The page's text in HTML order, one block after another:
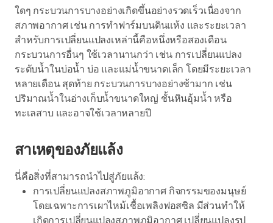
ใดๆ กระบวนการบางอย่างเกิดขึ้นอย่างรวดเร็วเนื่องจาก
สภาพอากาศ เช่น การทำฟาร์มบนดินแห้ง และระยะเวลา
สำหรับการเปลี่ยนแปลงเหล่านี้คือหนึ่งหรือสองเดือน
กระบวนการอื่นๆ ใช้เวลานานกว่า เช่น การเปลี่ยนแปลง
ระดับน้ำในบ่อน้ำ บ่อ และแม่น้ำขนาดเล็ก โดยมีระยะเวลา
หลายเดือน สุดท้าย กระบวนการบางอย่างช้ามาก เช่น
ปริมาณน้ำในอ่างเก็บน้ำขนาดใหญ่ ชั้นหินอุ้มน้ำ หรือ
ทะเลสาบ และอาจใช้เวลาหลายปี
สาเหตุของภัยแล้ง
นี่คือสิ่งที่สามารถนำไปสู่ภัยแล้ง:
การเปลี่ยนแปลงสภาพภูมิอากาศ กิจกรรมของมนุษย์
โดยเฉพาะการเผาไหม้เชื้อเพลิงฟอสซิล มีส่วนทำให้
เกิดการเปลี่ยนแปลงสภาพภูมิอากาศ เปลี่ยนแปลงรูป